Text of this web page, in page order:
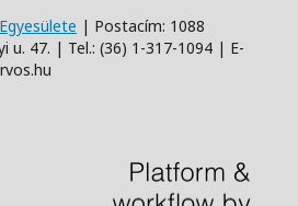
| Postacím: 1088
u. 47. | Tel.: (36) 1-317-1094 | E-